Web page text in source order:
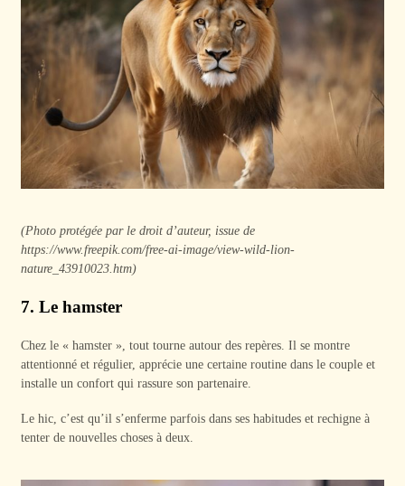
(Photo protégée par le droit d’auteur, issue de
https://www.freepik.com/free-ai-image/view-wild-lion-
nature_43910023.htm)
7. Le hamster
Chez le « hamster », tout tourne autour des repères. Il se montre
attentionné et régulier, apprécie une certaine routine dans le couple et
installe un confort qui rassure son partenaire.
Le hic, c’est qu’il s’enferme parfois dans ses habitudes et rechigne à
tenter de nouvelles choses à deux.